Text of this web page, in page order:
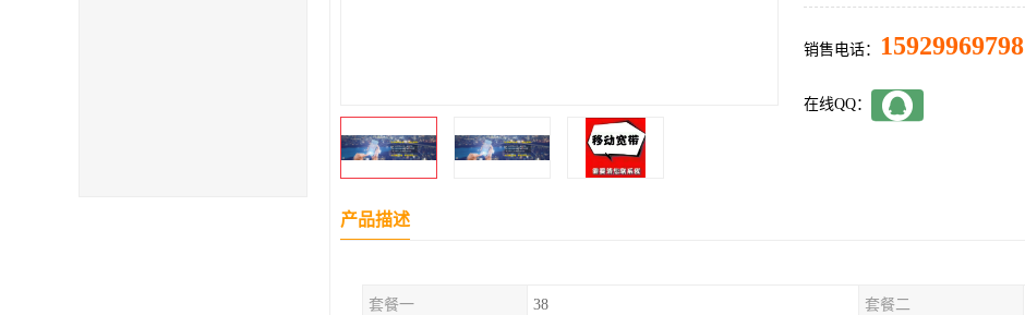
销售电话： 15929969798
在线QQ：
产品描述
套餐一 38 套餐二